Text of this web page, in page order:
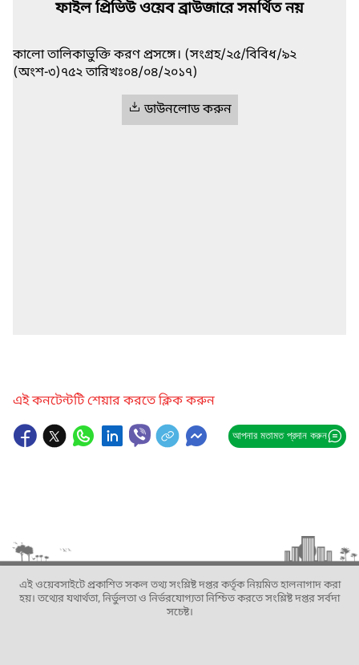
ফাইল প্রিভিউ ওয়েব ব্রাউজারে সমর্থিত নয়
কালো তালিকাভুক্তি করণ প্রসঙ্গে। (সংগ্রহ/২৫/বিবিধ/৯২
(অংশ-৩)৭৫২ তারিখঃ০৪/০৪/২০১৭)
ডাউনলোড করুন
এই কনটেন্টটি শেয়ার করতে ক্লিক করুন
আপনার মতামত প্রদান করুন
এই ওয়েবসাইটে প্রকাশিত সকল তথ্য সংশ্লিষ্ট দপ্তর কর্তৃক নিয়মিত হালনাগাদ করা
হয়। তথ্যের যথার্থতা, নির্ভুলতা ও নির্ভরযোগ্যতা নিশ্চিত করতে সংশ্লিষ্ট দপ্তর সর্বদা
সচেষ্ট।